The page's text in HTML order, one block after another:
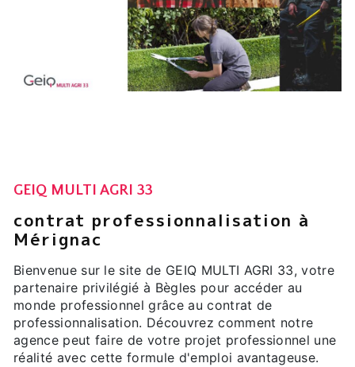
GEIQ MULTI AGRI 33
contrat professionnalisation à
Mérignac
Bienvenue sur le site de GEIQ MULTI AGRI 33, votre
partenaire privilégié à Bègles pour accéder au
monde professionnel grâce au contrat de
professionnalisation. Découvrez comment notre
agence peut faire de votre projet professionnel une
réalité avec cette formule d'emploi avantageuse.